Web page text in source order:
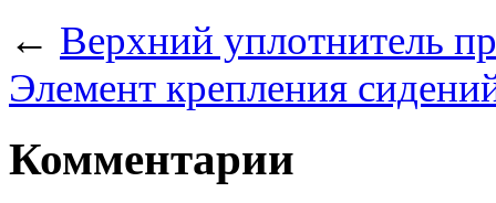
← Верхний уплотнитель
Элемент крепления
Комментарии